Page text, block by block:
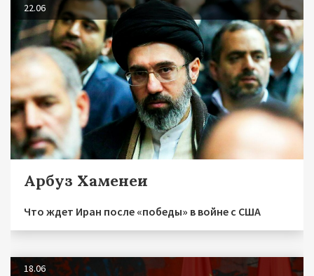
22.06
Арбуз Хаменеи
Что ждет Иран после «победы» в войне с США
18.06